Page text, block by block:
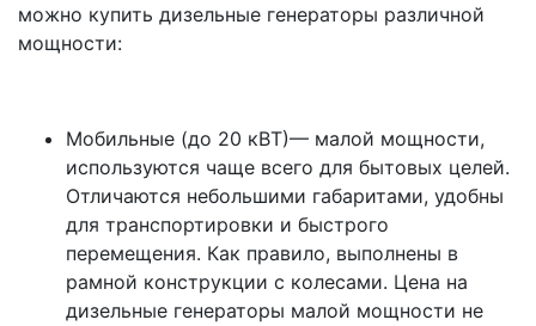
можно купить дизельные генераторы различной
мощности:
Мобильные (до 20 кВТ)— малой мощности,
используются чаще всего для бытовых целей.
Отличаются небольшими габаритами, удобны
для транспортировки и быстрого
перемещения. Как правило, выполнены в
рамной конструкции с колесами. Цена на
дизельные генераторы малой мощности не